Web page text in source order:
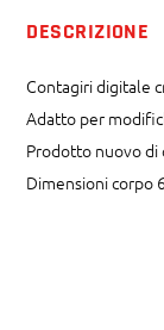
DESCRIZIONE
Contagiri digitale
Adatto per
Prodotto nuovo di
Dimensioni corpo